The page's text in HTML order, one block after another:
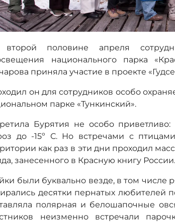
половине апреля
национального парка
приняла участие в проекте
он для сотрудников особо
парке «Тункинский».
Бурятия не особо
до -15º С. Но встречами с
как раз в эти дни проходил
занесенного в Красную книгу России.
были буквально везде, в том числе
десятки пернатых любителей
полярная и белошапочные
неизменно встречали